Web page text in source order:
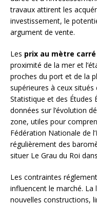
travaux attirent les
investissement, le
argument de vente.
Les prix au mètre carré
proximité de la mer et
proches du port et de la
supérieures à ceux
Statistique et des Études
données sur l’évolution
zone, utiles pour
Fédération Nationale de
régulièrement des
situer Le Grau du Roi
Les contraintes
influencent le marché.
nouvelles constructions,